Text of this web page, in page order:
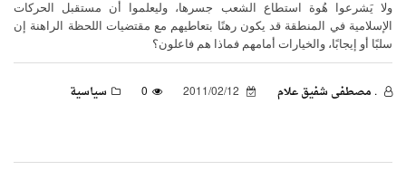
ولا يَشرعوا هُوة استطاع الشعب جسرها، وليعلموا أن مستقبل الحركات
الإسلامية في المنطقة قد يكون رهنًا بتعاطيهم مع مقتضيات اللحظة الراهنة إن
سلبًا أو إيجابًا، والخيارات أمامهم فماذا هم فاعلون؟
. مصطفى شفيق علام 0 سياسية